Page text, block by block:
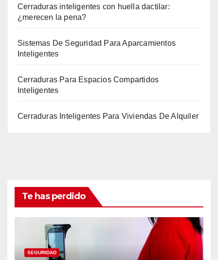
Cerraduras inteligentes con huella dactilar:
¿merecen la pena?
Sistemas De Seguridad Para Aparcamientos
Inteligentes
Cerraduras Para Espacios Compartidos
Inteligentes
Cerraduras Inteligentes Para Viviendas De Alquiler
Te has perdido
SEGURIDAD